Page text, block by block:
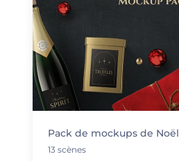
Pack de mockups de Noël
13 scènes